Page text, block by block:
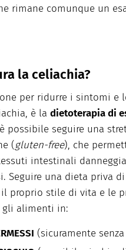
rimane comunque un
la celiachia?
per ridurre i sintomi e
è la dietoterapia di
possibile seguire una
(gluten-free), che
intestinali
Seguire una dieta priva
il proprio stile di vita e le
alimenti in:
(sicuramente